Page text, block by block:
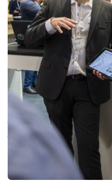
Vores platform samler
Vælg det
søger, og få
produkter og løsninger